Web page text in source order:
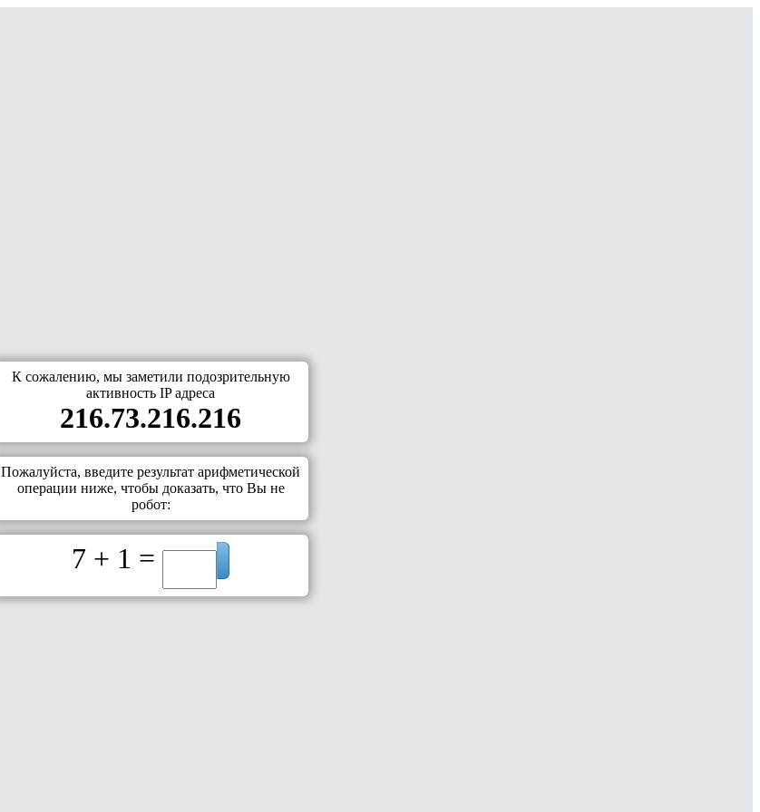
К сожалению, мы заметили подозрительную
активность IP адреса
216.73.216.216
Пожалуйста, введите результат арифметической
операции ниже, чтобы доказать, что Вы не
робот:
7 + 1 =